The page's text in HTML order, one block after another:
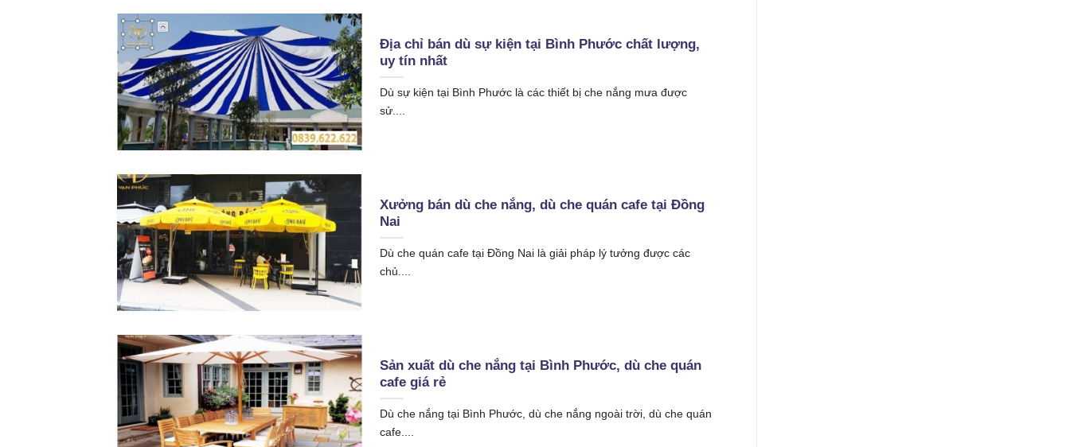
Địa chỉ bán dù sự kiện tại Bình Phước chất lượng,
uy tín nhất
Dù sự kiện tại Bình Phước là các thiết bị che nắng mưa được
sử....
Xưởng bán dù che nắng, dù che quán cafe tại Đồng
Nai
Dù che quán cafe tại Đồng Nai là giải pháp lý tưởng được các
chủ....
Sản xuất dù che nắng tại Bình Phước, dù che quán
cafe giá rẻ
Dù che nắng tại Bình Phước, dù che nắng ngoài trời, dù che quán
cafe....